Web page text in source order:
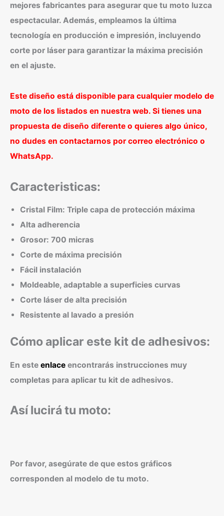
mejores fabricantes para asegurar que tu moto luzca
espectacular. Además, empleamos la última
tecnología en producción e impresión, incluyendo
corte por láser para garantizar la máxima precisión
en el ajuste.
Este diseño está disponible para cualquier modelo de
moto de los listados en nuestra web. Si tienes una
propuesta de diseño diferente o quieres algo único,
no dudes en contactarnos por correo electrónico o
WhatsApp.
Caracteristicas:
Cristal Film: Triple capa de protección máxima
Alta adherencia
Grosor: 700 micras
Corte de máxima precisión
Fácil instalación
Moldeable, adaptable a superficies curvas
Corte láser de alta precisión
Resistente al lavado a presión
Cómo aplicar este kit de adhesivos:
En este enlace encontrarás instrucciones muy
completas para aplicar tu kit de adhesivos.
Así lucirá tu moto:
Por favor, asegúrate de que estos gráficos
corresponden al modelo de tu moto.